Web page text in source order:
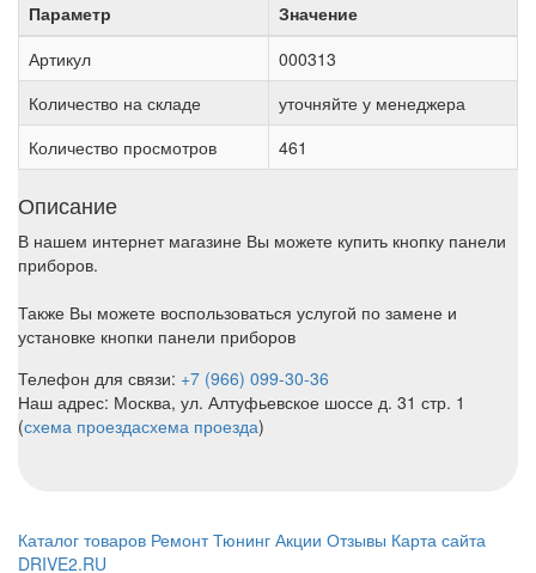
Параметр
Значение
Артикул
000313
Количество на складе
уточняйте у менеджера
Количество просмотров
461
Описание
В нашем интернет магазине Вы можете купить кнопку панели
приборов.
Также Вы можете воспользоваться услугой по замене и
установке кнопки панели приборов
Телефон для связи: +7 (966) 099-30-36
Наш адрес: Москва, ул. Алтуфьевское шоссе д. 31 стр. 1
(схема проездасхема проезда)
Каталог товаров Ремонт Тюнинг Акции Отзывы Карта сайта
DRIVE2.RU